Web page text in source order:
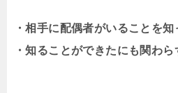
・相手に配偶者がいることを知
・知ることができたにも関わら